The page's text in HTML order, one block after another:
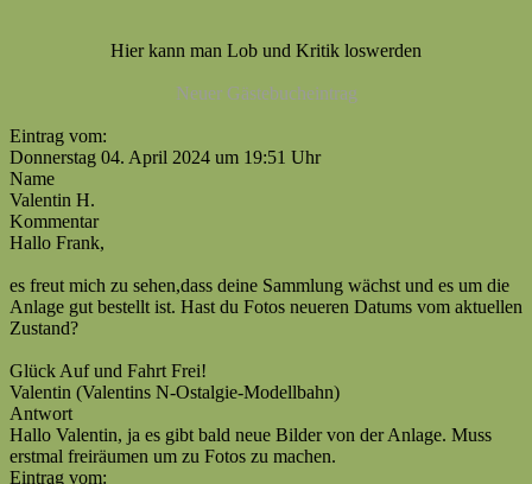
Hier kann man Lob und Kritik loswerden
Neuer Gästebucheintrag
Eintrag vom:
Donnerstag 04. April 2024 um 19:51 Uhr
Name
Valentin H.
Kommentar
Hallo Frank,
es freut mich zu sehen,dass deine Sammlung wächst und es um die
Anlage gut bestellt ist. Hast du Fotos neueren Datums vom aktuellen
Zustand?
Glück Auf und Fahrt Frei!
Valentin (Valentins N-Ostalgie-Modellbahn)
Antwort
Hallo Valentin, ja es gibt bald neue Bilder von der Anlage. Muss
erstmal freiräumen um zu Fotos zu machen.
Eintrag vom: